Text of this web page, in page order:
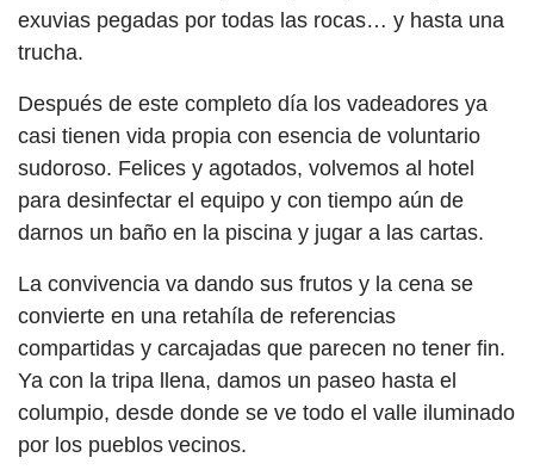
exuvias pegadas por todas las rocas… y hasta una
trucha.
Después de este completo día los vadeadores ya
casi tienen vida propia con esencia de voluntario
sudoroso. Felices y agotados, volvemos al hotel
para desinfectar el equipo y con tiempo aún de
darnos un baño en la piscina y jugar a las cartas.
La convivencia va dando sus frutos y la cena se
convierte en una retahíla de referencias
compartidas y carcajadas que parecen no tener fin.
Ya con la tripa llena, damos un paseo hasta el
columpio, desde donde se ve todo el valle iluminado
por los pueblos vecinos.